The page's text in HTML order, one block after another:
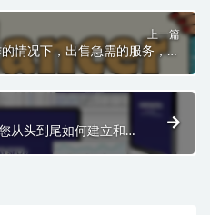
上一篇
情况下，出售急需的服务，在
Craigslist 获得即时利润！
从头到尾如何建立和执